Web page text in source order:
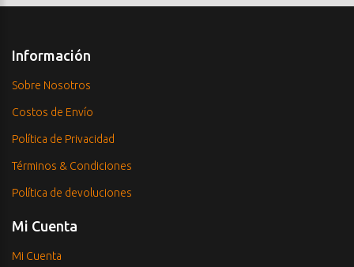
Información
Sobre Nosotros
Costos de Envío
Política de Privacidad
Términos & Condiciones
Política de devoluciones
Mi Cuenta
Mi Cuenta